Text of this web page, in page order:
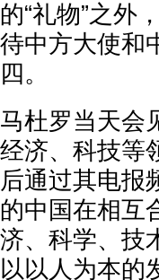
的“礼物”之外
待中方大使和
四。
马杜罗当天会
经济、科技等
后通过其电报
的中国在相互
济、科学、技
以以人为本的